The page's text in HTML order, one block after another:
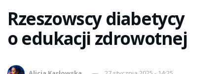
Rzeszowscy diabetycy
o edukacji zdrowotnej